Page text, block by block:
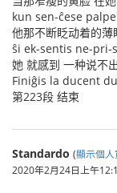
kun sen-ĉese
他那不断眨动着的
ŝi ek-sentis ne-
她 就感到 一种说不
Finiĝis la ducent
第223段 结束
Standardo (顯示個人
2020年2月24日上午